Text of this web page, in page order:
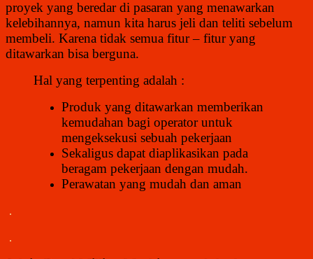
proyek yang beredar di pasaran yang menawarkan
kelebihannya, namun kita harus jeli dan teliti sebelum
membeli. Karena tidak semua fitur – fitur yang
ditawarkan bisa berguna.
Hal yang terpenting adalah :
Produk yang ditawarkan memberikan
kemudahan bagi operator untuk
mengeksekusi sebuah pekerjaan
Sekaligus dapat diaplikasikan pada
beragam pekerjaan dengan mudah.
Perawatan yang mudah dan aman
.
.